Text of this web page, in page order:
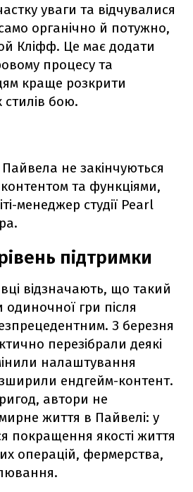
уваги та відчувалися
органічно й потужно,
Кліфф. Це має додати
процесу та
краще розкрити
стилів бою.
не закінчуються
та функціями,
менеджер студії Pearl
підтримки
відзначають, що такий
одиночної гри після
З березня
перезібрали деякі
налаштування
ендгейм-контент.
автори не
життя в Пайвелі: у
покращення якості життя
операцій, фермерства,